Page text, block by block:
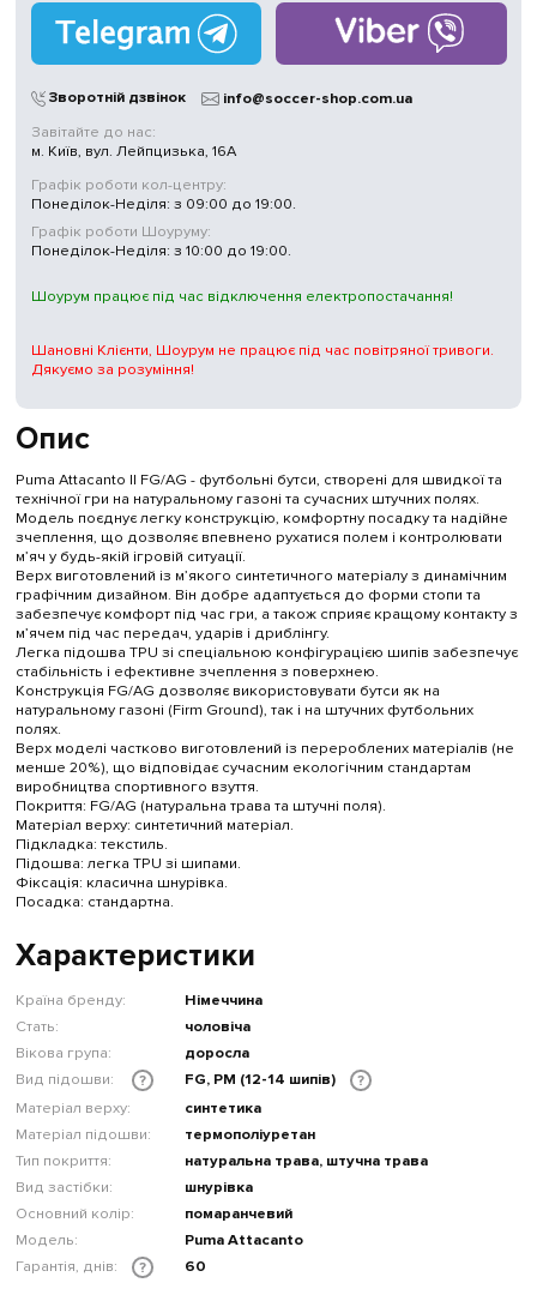
Опис
Puma Attacanto II FG/AG - футбольні бутси, створені для швидкої та
технічної гри на натуральному газоні та сучасних штучних полях.
Модель поєднує легку конструкцію, комфортну посадку та надійне
зчеплення, що дозволяє впевнено рухатися полем і контролювати
м’яч у будь-якій ігровій ситуації.
Верх виготовлений із м’якого синтетичного матеріалу з динамічним
графічним дизайном. Він добре адаптується до форми стопи та
забезпечує комфорт під час гри, а також сприяє кращому контакту з
м’ячем під час передач, ударів і дриблінгу.
Легка підошва TPU зі спеціальною конфігурацією шипів забезпечує
стабільність і ефективне зчеплення з поверхнею.
Конструкція FG/AG дозволяє використовувати бутси як на
натуральному газоні (Firm Ground), так і на штучних футбольних
полях.
Верх моделі частково виготовлений із перероблених матеріалів (не
менше 20%), що відповідає сучасним екологічним стандартам
виробництва спортивного взуття.
Покриття: FG/AG (натуральна трава та штучні поля).
Матеріал верху: синтетичний матеріал.
Підкладка: текстиль.
Підошва: легка TPU зі шипами.
Фіксація: класична шнурівка.
Посадка: стандартна.
Характеристики
Країна бренду:
Німеччина
Стать:
чоловіча
Вікова група:
доросла
Вид підошви:
? FG, PM (12-14 шипів)
?
Матеріал верху:
синтетика
Матеріал підошви:
термополіуретан
Тип покриття:
натуральна трава, штучна трава
Вид застібки:
шнурівка
Основний колір:
помаранчевий
Модель:
Puma Attacanto
Гарантія, днів:
? 60
Зворотній дзвінок
info@soccer-shop.com.ua
Завітайте до нас:
м. Київ, вул. Лейпцизька, 16А
Графік роботи кол-центру:
Понеділок-Неділя: з 09:00 до 19:00.
Графік роботи Шоуруму:
Понеділок-Неділя: з 10:00 до 19:00.
Шоурум працює під час відключення електропостачання!
Шановні Клієнти, Шоурум не працює під час повітряної тривоги.
Дякуємо за розуміння!